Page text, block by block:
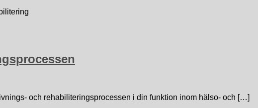
och rehabiliteringsprocessen i din funktion inom hälso- och […]